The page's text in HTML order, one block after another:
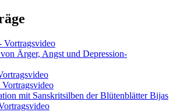
Vortragsvideo
Ärger, Angst und Depression-
Vortragsvideo
mit Sanskritsilben der Blütenblätter Bijas